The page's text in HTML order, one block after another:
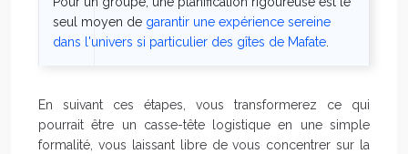
seul moyen de garantir une expérience sereine
dans l'univers si particulier des gîtes de Mafate
En suivant ces étapes, vous transformerez ce qui
pourrait être un casse-tête logistique en une simple
formalité, vous laissant libre de vous concentrer sur la